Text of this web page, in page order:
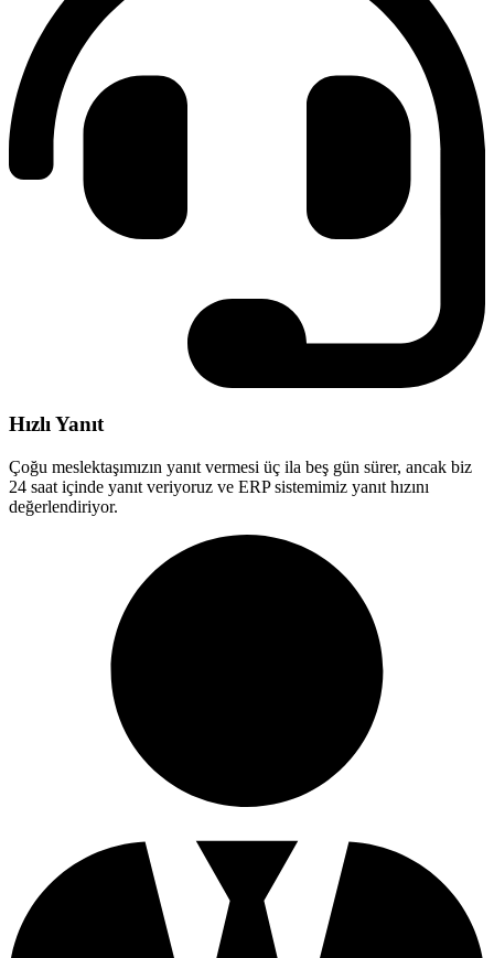
Hızlı Yanıt
Çoğu meslektaşımızın yanıt vermesi üç ila beş gün sürer, ancak biz
24 saat içinde yanıt veriyoruz ve ERP sistemimiz yanıt hızını
değerlendiriyor.